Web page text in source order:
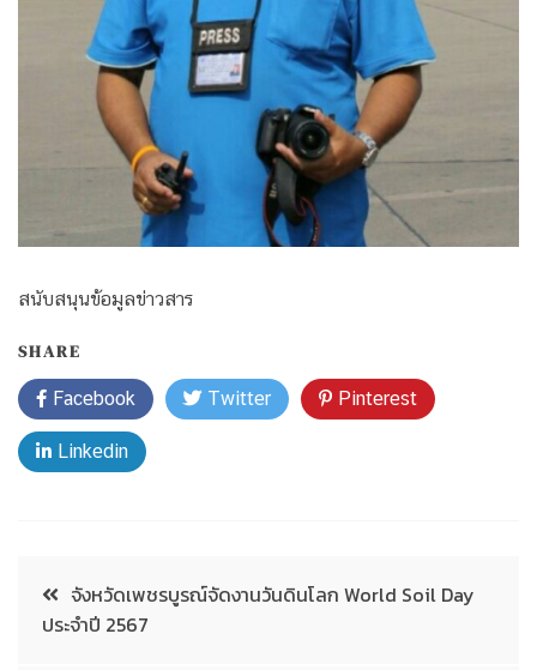
สนับสนุนข้อมูลข่าวสาร
SHARE
Facebook Twitter Pinterest
Linkedin
จังหวัดเพชรบูรณ์จัดงานวันดินโลก World Soil Day
ประจำปี 2567